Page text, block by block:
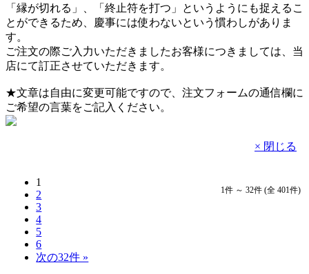
「縁が切れる」、「終止符を打つ」というようにも捉えるこ
とができるため、慶事には使わないという慣わしがありま
す。
ご注文の際ご入力いただきましたお客様につきましては、当
店にて訂正させていただきます。
★文章は自由に変更可能ですので、注文フォームの通信欄に
ご希望の言葉をご記入ください。
× 閉じる
1件 ～ 32件 (全 401件)
1
2
3
4
5
6
次の32件 »